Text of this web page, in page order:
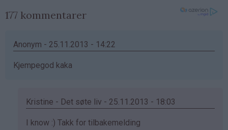
177 kommentarer
Anonym - 25.11.2013 - 14:22
Kjempegod kaka
Kristine - Det søte liv - 25.11.2013 - 18:03
Som
I know :) Takk for tilbakemelding